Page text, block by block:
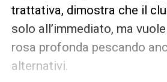
trattativa, dimostra che il
solo all’immediato, ma
rosa profonda pescando
alternativi.